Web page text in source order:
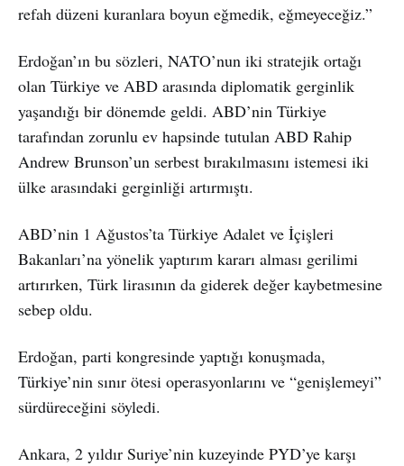
refah düzeni kuranlara boyun eğmedik, eğmeyeceğiz.”
Erdoğan’ın bu sözleri, NATO’nun iki stratejik ortağı
olan Türkiye ve ABD arasında diplomatik gerginlik
yaşandığı bir dönemde geldi. ABD’nin Türkiye
tarafından zorunlu ev hapsinde tutulan ABD Rahip
Andrew Brunson’un serbest bırakılmasını istemesi iki
ülke arasındaki gerginliği artırmıştı.
ABD’nin 1 Ağustos’ta Türkiye Adalet ve İçişleri
Bakanları’na yönelik yaptırım kararı alması gerilimi
artırırken, Türk lirasının da giderek değer kaybetmesine
sebep oldu.
Erdoğan, parti kongresinde yaptığı konuşmada,
Türkiye’nin sınır ötesi operasyonlarını ve “genişlemeyi”
sürdüreceğini söyledi.
Ankara, 2 yıldır Suriye’nin kuzeyinde PYD’ye karşı